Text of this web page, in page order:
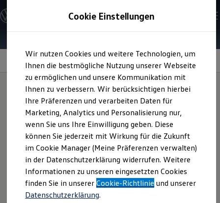
Hauptinhalt
springen
Footer
springen
Modelle und Konfigurator
Konfigurator
Modelle vergleichen
Elektroautos
ENERGY Sondermodelle
Nutzfahrzeuge
SUV und CUV
Familienautos
Kombis
Kompaktwagen
Sportwagen
Schnell verfügbare Fahrzeuge
Angebote und Produkte
Aktuelle Angebote
E-Auto-Förderung
Volkswagen Marktplatz
Die ENERGY Sondermodelle
Junge Gebrauchtwagen und Gebrauchtwagen
Volkswagen Zertifizierte Gebrauchtwagen
Elektromobilität bei Gebrauchtwagen
Information
Hüfttasche
Praktisch und leicht – sie eignet sich gut zum Verstauen von
Kleinigkeiten, die Sie unterwegs benötigen. Außerdem ist die
Hüfttasche mit dem schwarz glänzendem„GTI“-Logo-Druck
auf der Vorderseite und dem GTIKarodesign „Scale Paper“
auf der Rückseite ein Blickfang.
Cookie Einstellungen
Wir nutzen Cookies und weitere Technologien, um
Ihnen die bestmögliche Nutzung unserer Webseite
zu ermöglichen und unsere Kommunikation mit
Ihnen zu verbessern. Wir berücksichtigen hierbei
Ihre Präferenzen und verarbeiten Daten für
Marketing, Analytics und Personalisierung nur,
wenn Sie uns Ihre Einwilligung geben. Diese
können Sie jederzeit mit Wirkung für die Zukunft
im Cookie Manager (Meine Präferenzen verwalten)
in der Datenschutzerklärung widerrufen. Weitere
Informationen zu unseren eingesetzten Cookies
finden Sie in unsererCookie-Richtlinie und unserer
Datenschutzerklärung.